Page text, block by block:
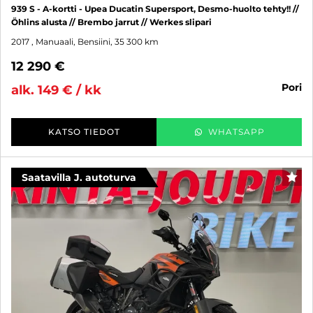
939 S - A-kortti - Upea Ducatin Supersport, Desmo-huolto tehty!! //
Öhlins alusta // Brembo jarrut // Werkes slipari
2017 , Manuaali, Bensiini, 35 300 km
12 290 €
alk. 149 € / kk
pori
KATSO TIEDOT WHATSAPP
Saatavilla J. autoturva